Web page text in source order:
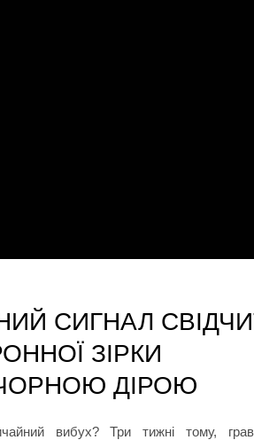
СИГНАЛ
ЗІРКИ
ДІРОЮ
вибух? Три тижні тому,